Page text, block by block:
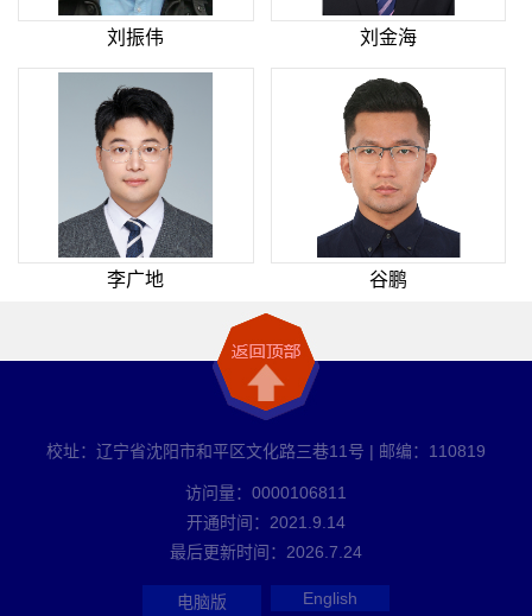
刘振伟 刘金海
李广地 谷鹏
校址：辽宁省沈阳市和平区文化路三巷11号 | 邮编：110819
访问量： 0000106811
开通时间： 2021 9 14
最后更新时间： 2026 7 24
电脑版 English